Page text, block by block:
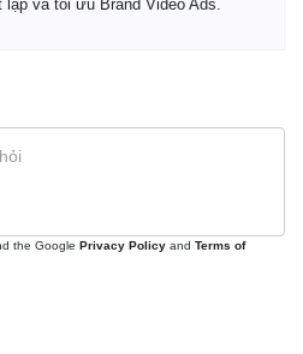
lập và tối ưu Brand Video Ads.
the Google Privacy Policy and Terms of